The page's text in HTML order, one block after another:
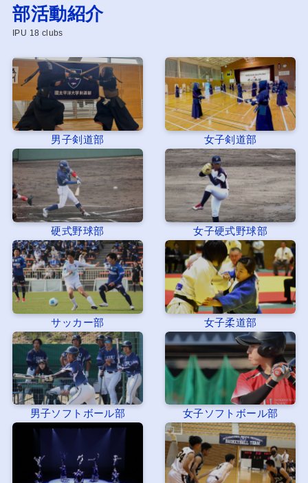
部活動紹介
IPU 18 clubs
男子剣道部 女子剣道部
硬式野球部 女子硬式野球部
サッカー部 女子柔道部
男子ソフトボール部 女子ソフトボール部